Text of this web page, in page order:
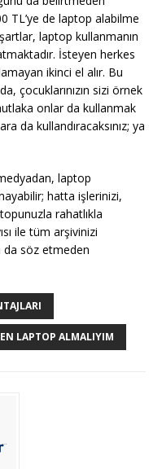
TL’ye de laptop alabilme
laptop kullanmanın
İsteyen herkes
ikinci el alır. Bu
çocuklarınızın sizi örnek
onlar da kullanmak
da kullandıracaksınız; ya
laptop
hatta işlerinizi,
rahatlıkla
ile tüm arşivinizi
da söz etmeden
LAPTOP ALMALIYIM